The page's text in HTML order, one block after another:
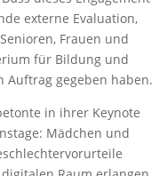
externe Evaluation,
Frauen und
für Bildung und
Auftrag gegeben haben.
in ihrer Keynote
Mädchen und